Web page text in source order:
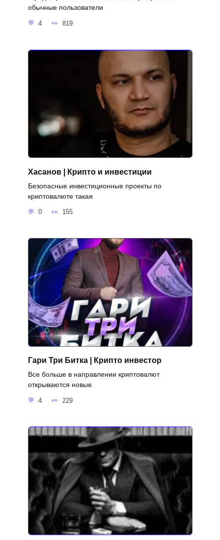
обычные пользователи
4 819
Хасанов | Крипто и инвестиции
Безопасные инвестиционные проекты по
криптовалюте такая
0 155
Гари Три Битка | Крипто инвестор
Все больше в направлении криптовалют
открываются новые
4 229